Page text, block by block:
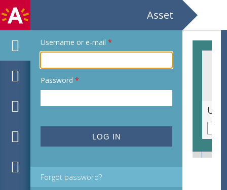
Asset
Username or e-mail *
Password *
Forgot password?
Siegfried De Buck / Juweelontwerper en zilversmid / Galerie van het Vizo